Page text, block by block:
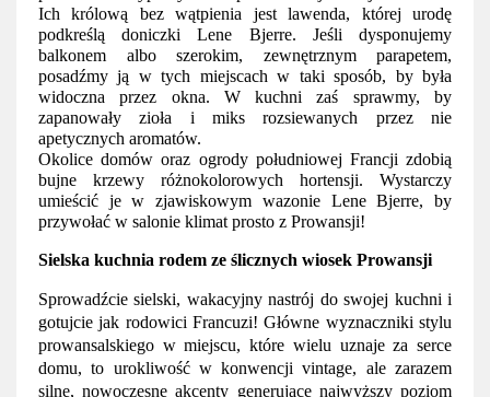
Ich królową bez wątpienia jest lawenda, której urodę
podkreślą doniczki Lene Bjerre. Jeśli dysponujemy
balkonem albo szerokim, zewnętrznym parapetem,
posadźmy ją w tych miejscach w taki sposób, by była
widoczna przez okna. W kuchni zaś sprawmy, by
zapanowały zioła i miks rozsiewanych przez nie
apetycznych aromatów.
Okolice domów oraz ogrody południowej Francji zdobią
bujne krzewy różnokolorowych hortensji. Wystarczy
umieścić je w zjawiskowym wazonie Lene Bjerre, by
przywołać w salonie klimat prosto z Prowansji!
Sielska kuchnia rodem ze ślicznych wiosek Prowansji
Sprowadźcie sielski, wakacyjny nastrój do swojej kuchni i
gotujcie jak rodowici Francuzi! Główne wyznaczniki stylu
prowansalskiego w miejscu, które wielu uznaje za serce
domu, to urokliwość w konwencji vintage, ale zarazem
silne, nowoczesne akcenty generujące najwyższy poziom